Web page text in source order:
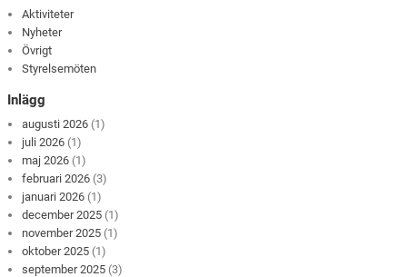
Aktiviteter
Nyheter
Övrigt
Styrelsemöten
Inlägg
augusti 2026 (1)
juli 2026 (1)
maj 2026 (1)
februari 2026 (3)
januari 2026 (1)
december 2025 (1)
november 2025 (1)
oktober 2025 (1)
september 2025 (3)